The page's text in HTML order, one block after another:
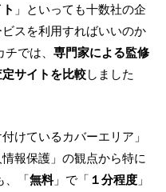
」といっても十数社の企
スを利用すればいいのか
では、 専門家による監修
サイトを比較しました
けているカバーエリア」
報保護」の観点から特に
、「無料」で「 １分程度 」